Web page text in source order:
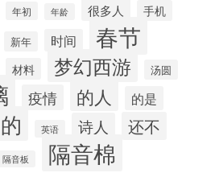
年初 年龄 很多人 手机
新年 时间 春节
材料 梦幻西游 汤圆
疫情 的人 的是
英语 诗人 还不
隔音板 隔音棉